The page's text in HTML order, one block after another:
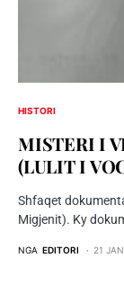
HISTORI
MISTERI I
(LULIT I
Shfaqet
Migjenit). Ky
NGA EDITORI 21